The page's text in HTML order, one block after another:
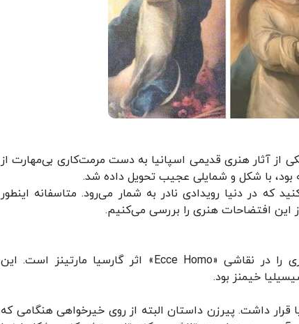
از آثار هنری قدیمی اسپانیا به دست مرمت‌کاری بی‌مهارت از
بود، با شکل و شمایلی عجیب تحویل داده شد.
در دنیا رویدادی نادر به شمار می‌رود. متاسفانه اینطور
این افتضاحات هنری را بررسی می‌کنیم.
یکی از مشهورترین نمونه‌های این دست خرابکاری‌های هنری را در نقاشی «Ecce Homo» اثر گارسیا مارتینز است. این
کلیسایی در اسپانیا قرار داشت. پیرزن داستان البته از روی خیرخواهی هنگامی که